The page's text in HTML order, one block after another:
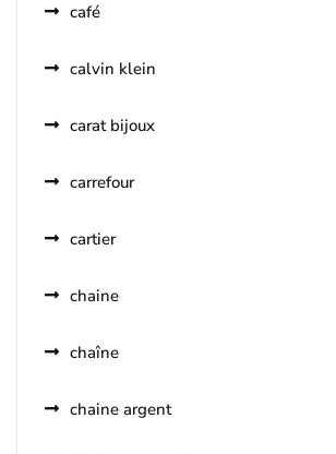
café
calvin klein
carat bijoux
carrefour
cartier
chaine
chaîne
chaine argent